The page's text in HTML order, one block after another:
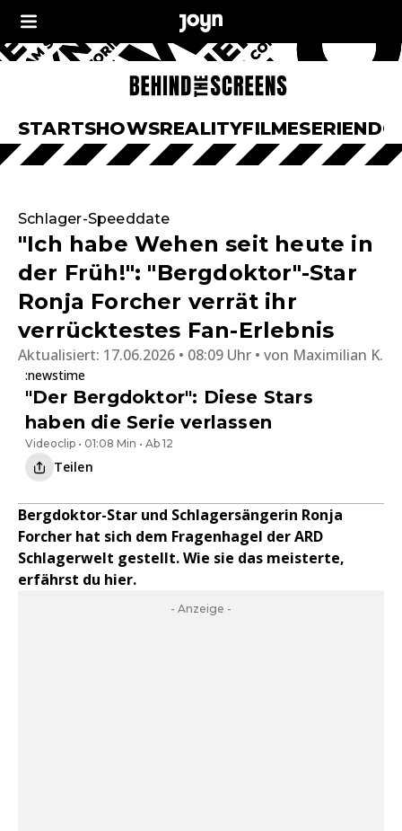
STARTSHOWSREALITYFILMESERIEN
Schlager-Speeddate
"Ich habe Wehen seit heute in
der Früh!": "Bergdoktor"-Star
Ronja Forcher verrät ihr
verrücktestes Fan-Erlebnis
Aktualisiert: 17.06.2026 • 08:09 Uhr von Maximilian K.
:newstime
"Der Bergdoktor": Diese Stars
haben die Serie verlassen
Videoclip • 01:08 Min • Ab 12
Teilen
Bergdoktor-Star und Schlagersängerin Ronja
Forcher hat sich dem Fragenhagel der ARD
Schlagerwelt gestellt. Wie sie das meisterte,
erfährst du hier.
- Anzeige -